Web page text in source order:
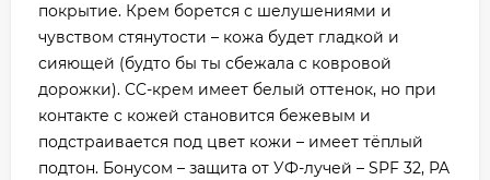
покрытие. Крем борется с шелушениями и
чувством стянутости – кожа будет гладкой и
сияющей (будто бы ты сбежала с ковровой
дорожки). CC-крем имеет белый оттенок, но при
контакте с кожей становится бежевым и
подстраивается под цвет кожи – имеет тёплый
подтон. Бонусом – защита от УФ-лучей – SPF 32, PA